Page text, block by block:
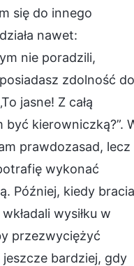
się do innego
nawet:
nie poradzili,
zdolność do
jasne! Z całą
kierowniczką?”.
prawdozasad, lecz
wykonać
Później, kiedy bracia
wysiłku w
przezwyciężyć
bardziej, gdy